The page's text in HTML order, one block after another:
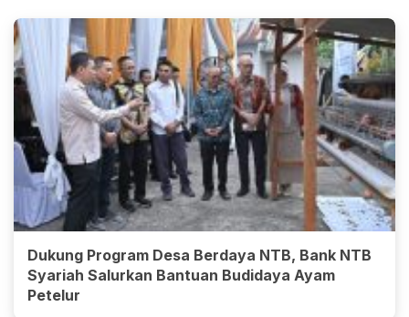
Dukung Program Desa Berdaya NTB, Bank NTB
Syariah Salurkan Bantuan Budidaya Ayam
Petelur